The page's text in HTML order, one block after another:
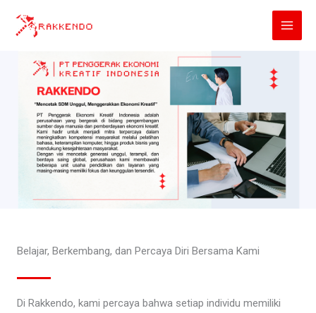
Belajar, Berkembang, dan Percaya Diri Bersama Kami
Di Rakkendo, kami percaya bahwa setiap individu memiliki